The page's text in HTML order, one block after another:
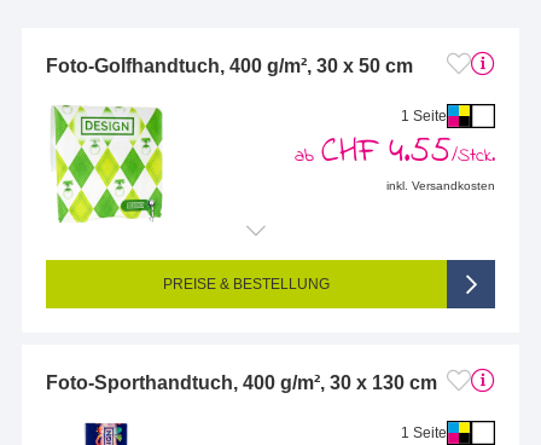
Foto-Golfhandtuch, 400 g/m², 30 x 50 cm
1 Seite
ab CHF 4.55/Stck.
inkl. Versandkosten
Endformat (bedruckte Fläche): 300 x 500 mm
Seitigkeit: 1-seitig (Vorderseite bedruckt, Rückseite unbedruckt)
4/0-farbig CMYK (vollfarbig bedruckt)
PREISE & BESTELLUNG
Foto-Sporthandtuch, 400 g/m², 30 x 130 cm
1 Seite